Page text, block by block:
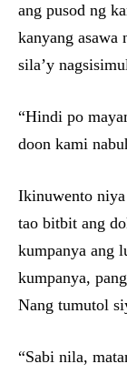
ang pusod ng
kanyang asawa
sila’y
“Hindi po
doon kami
Ikinuwento niya
tao bitbit ang
kumpanya ang
kumpanya,
Nang tumutol
“Sabi nila,